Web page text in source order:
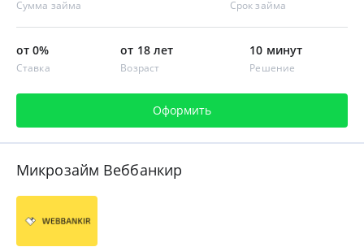
Сумма займа Срок займа
от 0%
Ставка
от 18 лет
Возраст
10 минут
Решение
Оформить
Микрозайм Веббанкир